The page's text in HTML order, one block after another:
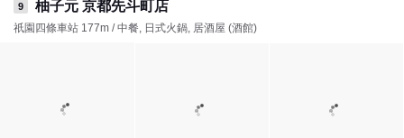
9 柚子元 京都先斗町店
祇園四條車站 177m / 中餐, 日式火鍋, 居酒屋 (酒館)